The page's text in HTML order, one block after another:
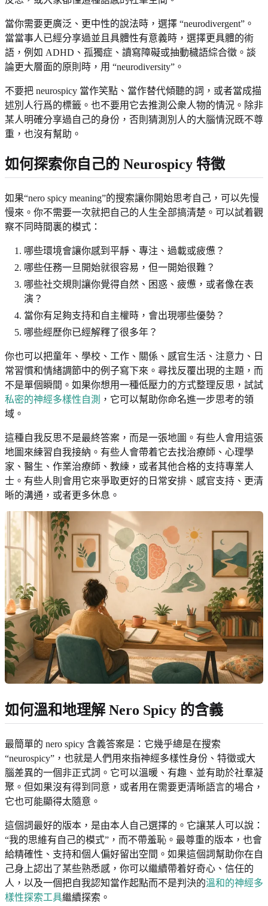
當你需要更廣泛、更中性的說法時，選擇 “neurodivergent”。
當當事人已經分享過並且具體性有意義時，選擇更具體的術
語，例如 ADHD、孤獨症、讀寫障礙或抽動穢語綜合徵。談
論更大層面的原則時，用 “neurodiversity”。
不要把 neurospicy 當作笑點、當作替代傾聽的詞，或者當成描
述別人行爲的標籤。也不要用它去推測公衆人物的情況。除非
某人明確分享過自己的身份，否則猜測別人的大腦情況既不尊
重，也沒有幫助。
如何探索你自己的 Neurospicy 特徵
如果“nero spicy meaning”的搜索讓你開始思考自己，可以先慢
慢來。你不需要一次就把自己的人生全部搞清楚。可以試着觀
察不同時間裏的模式：
哪些環境會讓你感到平靜、專注、過載或疲憊？
哪些任務一旦開始就很容易，但一開始很難？
哪些社交規則讓你覺得自然、困惑、疲憊，或者像在表
演？
當你有足夠支持和自主權時，會出現哪些優勢？
哪些經歷你已經解釋了很多年？
你也可以把童年、學校、工作、關係、感官生活、注意力、日
常習慣和情緒調節中的例子寫下來。尋找反覆出現的主題，而
不是單個瞬間。如果你想用一種低壓力的方式整理反思，試試
私密的神經多樣性自測 ，它可以幫助你命名進一步思考的領
域。
這種自我反思不是最終答案，而是一張地圖。有些人會用這張
地圖來練習自我接納。有些人會帶着它去找治療師、心理學
家、醫生、作業治療師、教練，或者其他合格的支持專業人
士。有些人則會用它來爭取更好的日常安排、感官支持、更清
晰的溝通，或者更多休息。
如何溫和地理解 Nero Spicy 的含義
最簡單的 nero spicy 含義答案是：它幾乎總是在搜索
“neurospicy”，也就是人們用來指神經多樣性身份、特徵或大
腦差異的一個非正式詞。它可以溫暖、有趣、並有助於社羣凝
聚。但如果沒有得到同意，或者用在需要更清晰語言的場合，
它也可能顯得太隨意。
這個詞最好的版本，是由本人自己選擇的。它讓某人可以說：
“我的思維有自己的模式”，而不帶羞恥。最尊重的版本，也會
給精確性、支持和個人偏好留出空間。如果這個詞幫助你在自
己身上認出了某些熟悉感，你可以繼續帶着好奇心、信任的
人，以及一個把自我認知當作起點而不是判決的溫和的神經多
樣性探索工具繼續探索。